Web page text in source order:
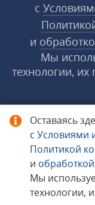
Оставаясь
с Условиями
Политикой
и
Мы
технологии,
с
и
Мы
технологии,
©